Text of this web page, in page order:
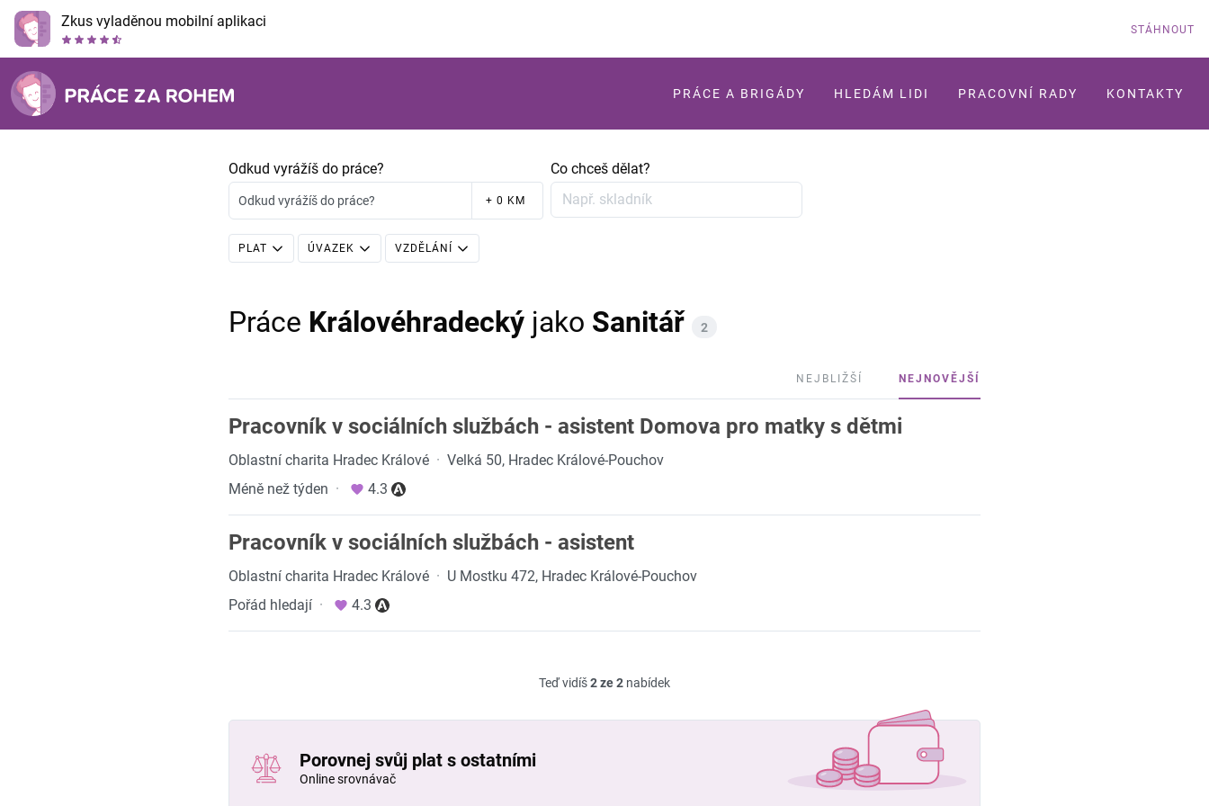
Zkus vyladěnou mobilní aplikaci STÁHNOUT
PRÁCE A BRIGÁDY HLEDÁM LIDI PRACOVNÍ RADY KONTAKTY
Odkud vyrážíš do práce?
Odkud vyrážíš do práce? + 0 KM
Co chceš dělat?
PLAT ÚVAZEK VZDĚLÁNÍ
Práce Královéhradecký jako Sanitář 2
NEJBLIŽŠÍ NEJNOVĚJŠÍ
Pracovník v sociálních službách - asistent Domova pro matky s dětmi
Oblastní charita Hradec Králové · Velká 50, Hradec Králové-Pouchov
Méně než týden · 4.3
Pracovník v sociálních službách - asistent
Oblastní charita Hradec Králové · U Mostku 472, Hradec Králové-Pouchov
Pořád hledají · 4.3
Teď vidíš2 ze 2 nabídek
Porovnej svůj plat s ostatními
Online srovnávač